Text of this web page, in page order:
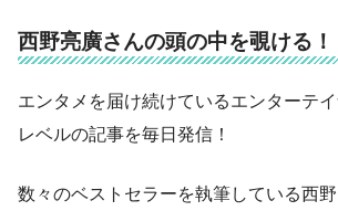
西野亮廣さんの頭の中を覗ける！
エンタメを届け続けているエンターテ
レベルの記事を毎日発信！
数々のベストセラーを執筆している西